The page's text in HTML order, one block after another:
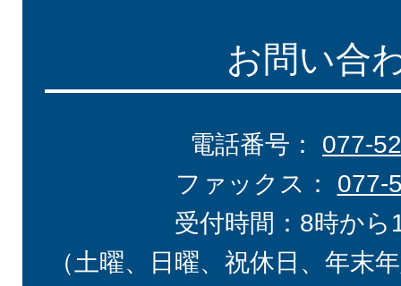
お問い合
電話番号： 077-
ファックス： 077-
受付時間：8時から
（土曜、日曜、祝休日、年末